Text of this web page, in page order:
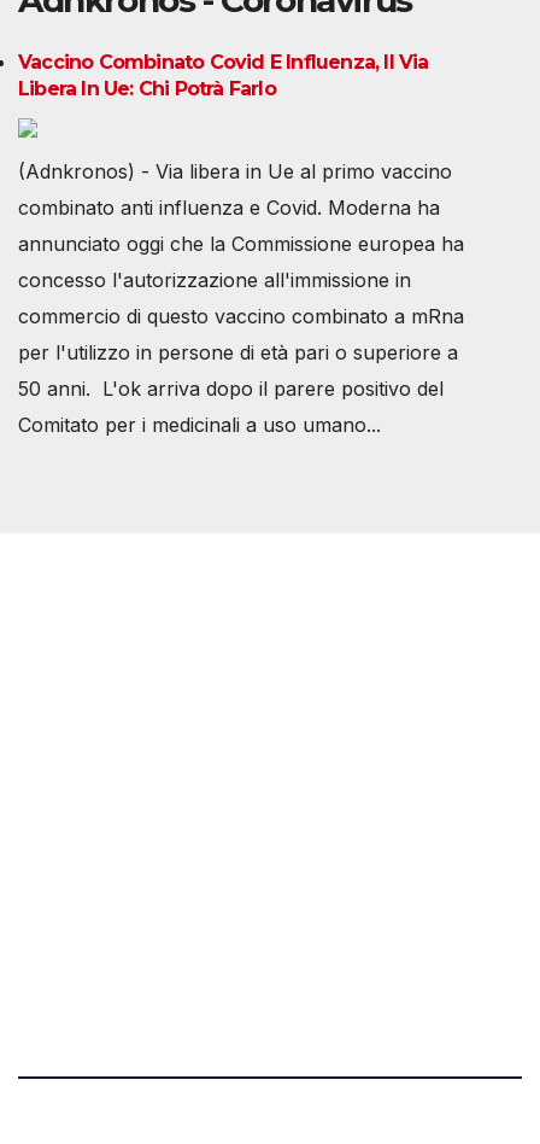
Vaccino Combinato Covid E Influenza, Il Via
Libera In Ue: Chi Potrà Farlo
(Adnkronos) - Via libera in Ue al primo vaccino
combinato anti influenza e Covid. Moderna ha
annunciato oggi che la Commissione europea ha
concesso l'autorizzazione all'immissione in
commercio di questo vaccino combinato a mRna
per l'utilizzo in persone di età pari o superiore a
50 anni. L'ok arriva dopo il parere positivo del
Comitato per i medicinali a uso umano...